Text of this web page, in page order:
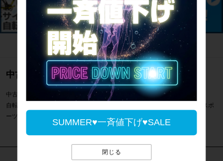
SUMMER♥一斉値下げ♥SALE
閉じる
中古のロードバイク通販のご案内
中古のロードバイク クロモリクロスバイクMサイズ一覧のご案内です。
自転車専門店サイクルパラダイスではクロモリクロスバイクMサイズなどスポ
ーツ自転車を通販・販売・買取しています。